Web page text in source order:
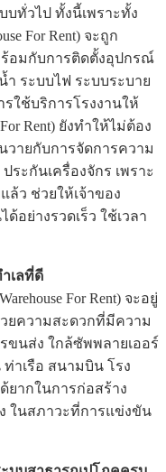
บทั่วไป ทั้งนี้เพราะทั้ง
For Rent) จะถูก
อมกับการติดตั้งอุปกรณ์
ำ ระบบไฟ ระบบระบาย
ใช้บริการโรงงานให้
Rent) ยังทำให้ไม่ต้อง
วายกับการจัดการความ
ระกันเครื่องจักร เพราะ
ล้ว ช่วยให้เจ้าของ
อย่างรวดเร็ว ใช้เวลา
เลที่ดี
For Rent) จะอยู่
ยความสะดวกที่มีความ
ขนส่ง ใกล้ซัพพลายเออร์
าเรือ สนามบิน โรง
ยากในการก่อสร้าง
ในสภาวะที่การแข่งขัน